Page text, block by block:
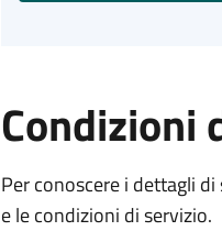
Condizioni
Per conoscere i dettagli
e le condizioni di servizio.